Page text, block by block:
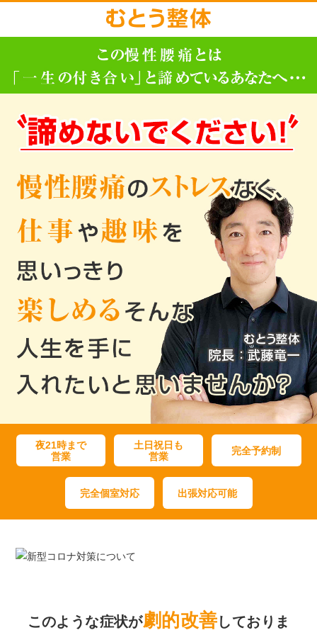
夜21時まで
営業
土日祝日も
営業
完全予約制
完全個室対応 出張対応可能
このような症状が劇的改善しておりま